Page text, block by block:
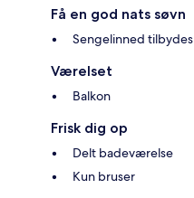
Få en god nats søvn
Sengelinned tilbydes
Værelset
Balkon
Frisk dig op
Delt badeværelse
Kun bruser